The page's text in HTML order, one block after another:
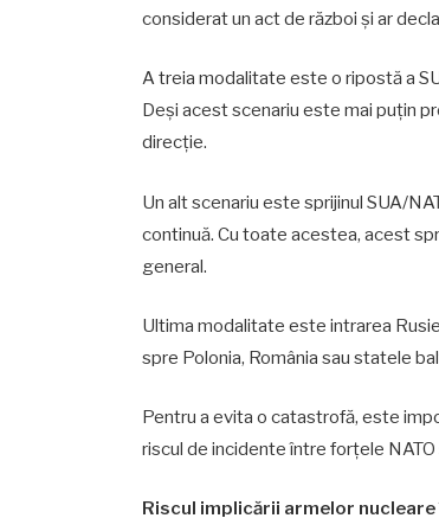
considerat un act de război și ar
A treia modalitate este o ripostă a
Deși acest scenariu este mai puțin
direcție.
Un alt scenariu este sprijinul SUA/
continuă. Cu toate acestea, acest
general.
Ultima modalitate este intrarea
spre Polonia, România sau statele
Pentru a evita o catastrofă, este
riscul de incidente între forțele NATO
Riscul implicării armelor nucleare